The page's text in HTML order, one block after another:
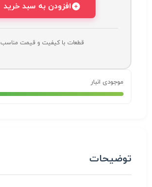
افزودن به سبد خرید
قطعات با کیفیت و قیمت مناسب
موجودی انبار
توضیحات